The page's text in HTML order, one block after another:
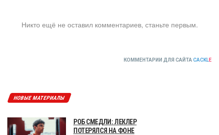
Никто ещё не оставил комментариев, станьте первым.
КОММЕНТАРИИ ДЛЯ САЙТА CACKLE
НОВЫЕ МАТЕРИАЛЫ
РОБ СМЕДЛИ: ЛЕКЛЕР
ПОТЕРЯЛСЯ НА ФОНЕ